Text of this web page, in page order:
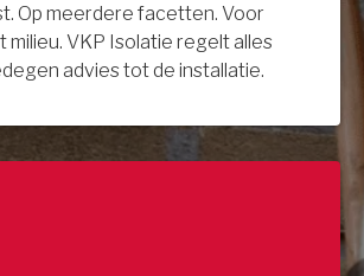
Op meerdere facetten. Voor
milieu. VKP Isolatie regelt alles
advies tot de installatie.